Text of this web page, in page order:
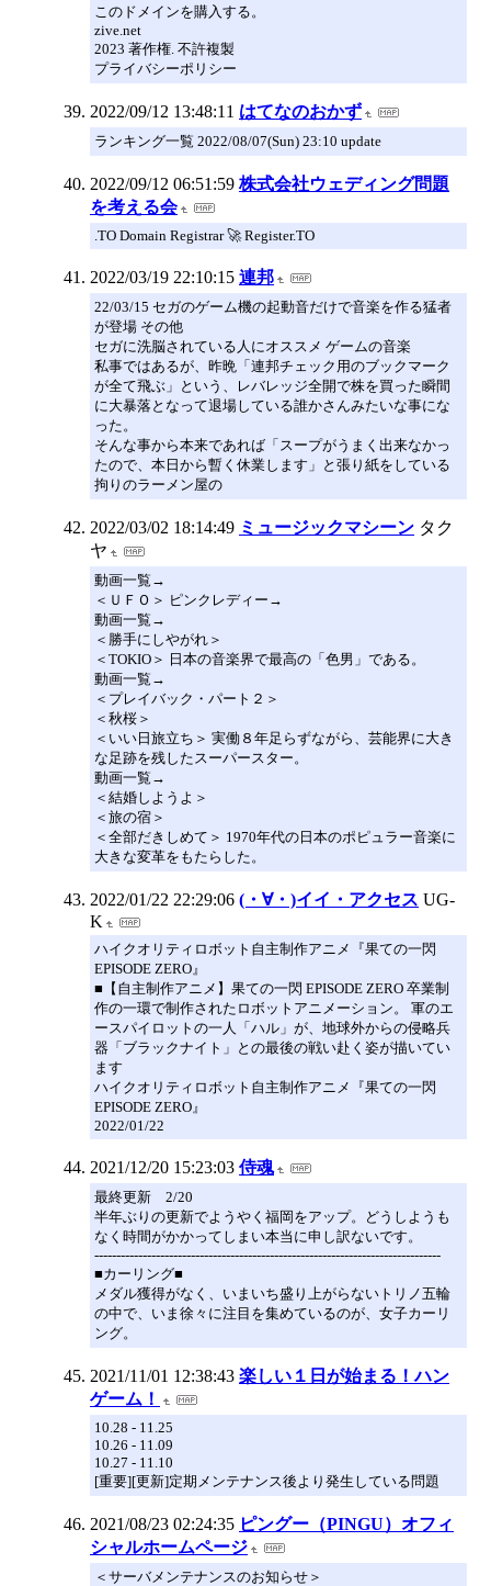
このドメインを購入する。
zive.net
2023 著作権. 不許複製
プライバシーポリシー
2022/09/12 13:48:11 はてなのおかず
ランキング一覧 2022/08/07(Sun) 23:10 update
2022/09/12 06:51:59 株式会社ウェディング問題
を考える会
.TO Domain Registrar 🚀 Register.TO
2022/03/19 22:10:15 連邦
22/03/15 セガのゲーム機の起動音だけで音楽を作る猛者
が登場 その他
セガに洗脳されている人にオススメ ゲームの音楽
私事ではあるが、昨晩「連邦チェック用のブックマーク
が全て飛ぶ」という、レバレッジ全開で株を買った瞬間
に大暴落となって退場している誰かさんみたいな事にな
った。
そんな事から本来であれば「スープがうまく出来なかっ
たので、本日から暫く休業します」と張り紙をしている
拘りのラーメン屋の
2022/03/02 18:14:49 ミュージックマシーン タク
ヤ
動画一覧→
＜ＵＦＯ＞ ピンクレディー→
動画一覧→
＜勝手にしやがれ＞
＜TOKIO＞ 日本の音楽界で最高の「色男」である。
動画一覧→
＜プレイバック・パート２＞
＜秋桜＞
＜いい日旅立ち＞ 実働８年足らずながら、芸能界に大き
な足跡を残したスーパースター。
動画一覧→
＜結婚しようよ＞
＜旅の宿＞
＜全部だきしめて＞ 1970年代の日本のポピュラー音楽に
大きな変革をもたらした。
2022/01/22 22:29:06 (・∀・)イイ・アクセス UG-
K
ハイクオリティロボット自主制作アニメ『果ての一閃
EPISODE ZERO』
■【自主制作アニメ】果ての一閃 EPISODE ZERO 卒業制
作の一環で制作されたロボットアニメーション。 軍のエ
ースパイロットの一人「ハル」が、地球外からの侵略兵
器「ブラックナイト」との最後の戦い赴く姿が描いてい
ます
ハイクオリティロボット自主制作アニメ『果ての一閃
EPISODE ZERO』
2022/01/22
2021/12/20 15:23:03 侍魂
最終更新 2/20
半年ぶりの更新でようやく福岡をアップ。どうしようも
なく時間がかかってしまい本当に申し訳ないです。
-------------------------------------------------------------------------------
■カーリング■
メダル獲得がなく、いまいち盛り上がらないトリノ五輪
の中で、いま徐々に注目を集めているのが、女子カーリ
ング。
2021/11/01 12:38:43 楽しい１日が始まる！ハン
ゲーム！
10.28 - 11.25
10.26 - 11.09
10.27 - 11.10
[重要][更新]定期メンテナンス後より発生している問題
2021/08/23 02:24:35 ピングー（PINGU）オフィ
シャルホームページ
＜サーバメンテナンスのお知らせ＞